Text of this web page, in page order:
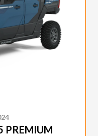
PREMIUM